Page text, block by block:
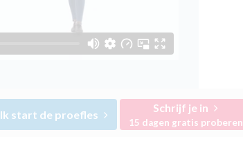
Ik start de proefles
Schrijf je in
15 dagen gratis proberen